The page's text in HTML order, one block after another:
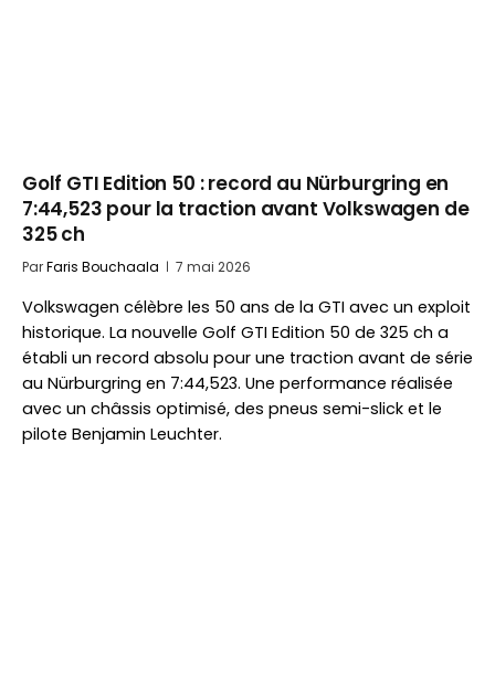
Golf GTI Edition 50 : record au Nürburgring en
7:44,523 pour la traction avant Volkswagen de
325 ch
ParFaris Bouchaala 7 mai 2026
Volkswagen célèbre les 50 ans de la GTI avec un exploit
historique. La nouvelle Golf GTI Edition 50 de 325 ch a
établi un record absolu pour une traction avant de série
au Nürburgring en 7:44,523. Une performance réalisée
avec un châssis optimisé, des pneus semi-slick et le
pilote Benjamin Leuchter.